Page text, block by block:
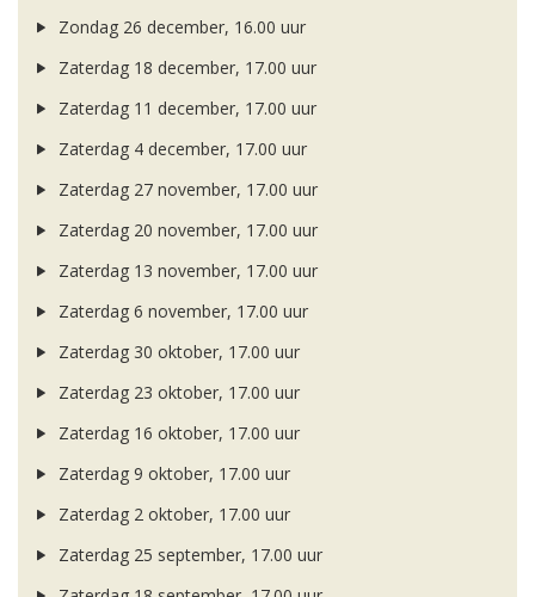
Zondag 26 december, 16.00 uur
Zaterdag 18 december, 17.00 uur
Zaterdag 11 december, 17.00 uur
Zaterdag 4 december, 17.00 uur
Zaterdag 27 november, 17.00 uur
Zaterdag 20 november, 17.00 uur
Zaterdag 13 november, 17.00 uur
Zaterdag 6 november, 17.00 uur
Zaterdag 30 oktober, 17.00 uur
Zaterdag 23 oktober, 17.00 uur
Zaterdag 16 oktober, 17.00 uur
Zaterdag 9 oktober, 17.00 uur
Zaterdag 2 oktober, 17.00 uur
Zaterdag 25 september, 17.00 uur